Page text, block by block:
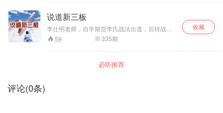
健的收益为基本目标，顺势操作，稳健为主！
说道新三板
李仕明老师，自学期货李氏战法出道，后转战现
货投资行业。有其对行情独到的见解和投资盈利
模式。大家可以在节目中得到他的技术指点和精
需要诊断和指导行情的投资者可以添加上方号
59 335期
收藏
必听推荐
评论(0条)